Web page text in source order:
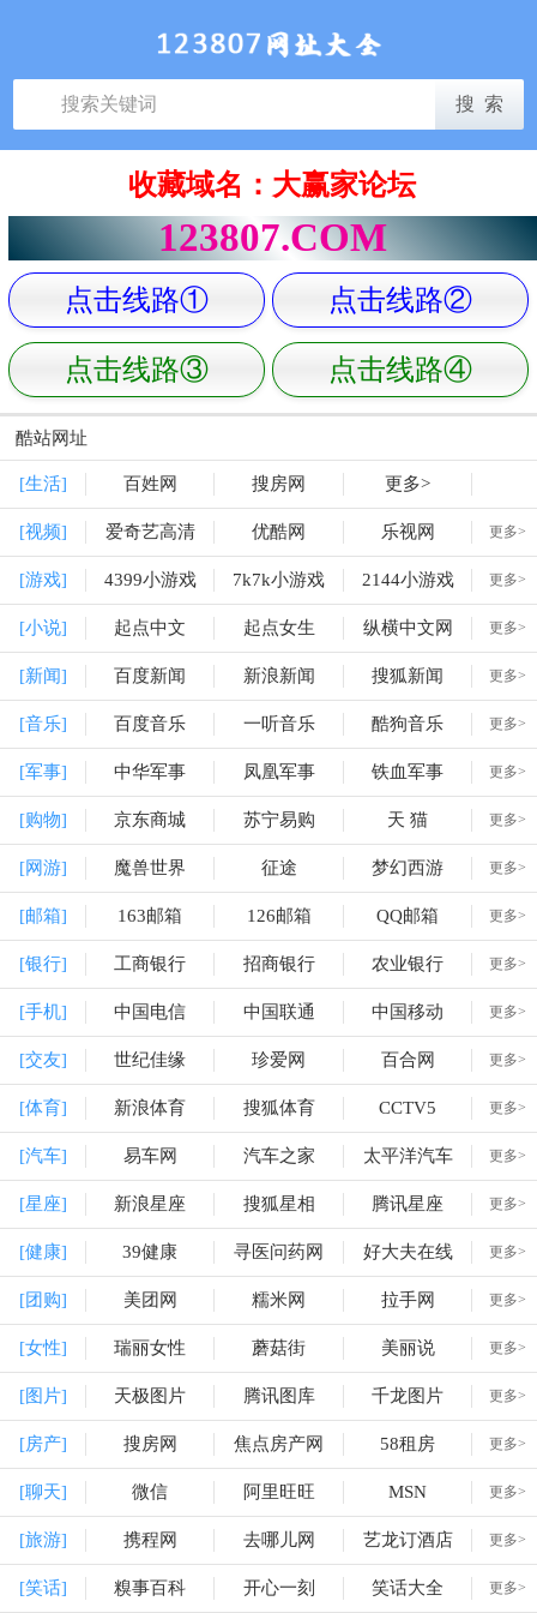
收藏域名：大赢家论坛
123807.COM
点击线路① 点击线路②
点击线路③ 点击线路④
酷站网址
[生活] 百姓网 搜房网 更多>
[视频] 爱奇艺高清 优酷网 乐视网 更多>
[游戏] 4399小游戏 7k7k小游戏 2144小游戏 更多>
[小说] 起点中文 起点女生 纵横中文网 更多>
[新闻] 百度新闻 新浪新闻 搜狐新闻 更多>
[音乐] 百度音乐 一听音乐 酷狗音乐 更多>
[军事] 中华军事 凤凰军事 铁血军事 更多>
[购物] 京东商城 苏宁易购 天 猫 更多>
[网游] 魔兽世界 征途 梦幻西游 更多>
[邮箱] 163邮箱 126邮箱 QQ邮箱 更多>
[银行] 工商银行 招商银行 农业银行 更多>
[手机] 中国电信 中国联通 中国移动 更多>
[交友] 世纪佳缘 珍爱网 百合网 更多>
[体育] 新浪体育 搜狐体育 CCTV5 更多>
[汽车] 易车网 汽车之家 太平洋汽车 更多>
[星座] 新浪星座 搜狐星相 腾讯星座 更多>
[健康] 39健康 寻医问药网 好大夫在线 更多>
[团购] 美团网 糯米网 拉手网 更多>
[女性] 瑞丽女性 蘑菇街 美丽说 更多>
[图片] 天极图片 腾讯图库 千龙图片 更多>
[房产] 搜房网 焦点房产网 58租房 更多>
[聊天] 微信 阿里旺旺 MSN 更多>
[旅游] 携程网 去哪儿网 艺龙订酒店 更多>
[笑话] 糗事百科 开心一刻 笑话大全 更多>